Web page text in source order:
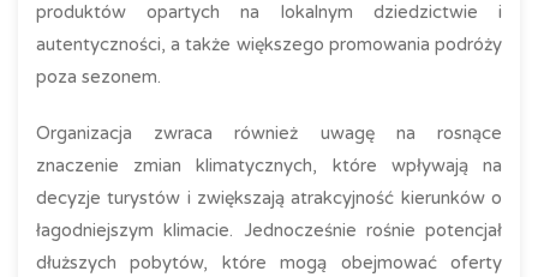
produktów opartych na lokalnym dziedzictwie i
autentyczności, a także większego promowania podróży
poza sezonem.
Organizacja zwraca również uwagę na rosnące
znaczenie zmian klimatycznych, które wpływają na
decyzje turystów i zwiększają atrakcyjność kierunków o
łagodniejszym klimacie. Jednocześnie rośnie potencjał
dłuższych pobytów, które mogą obejmować oferty